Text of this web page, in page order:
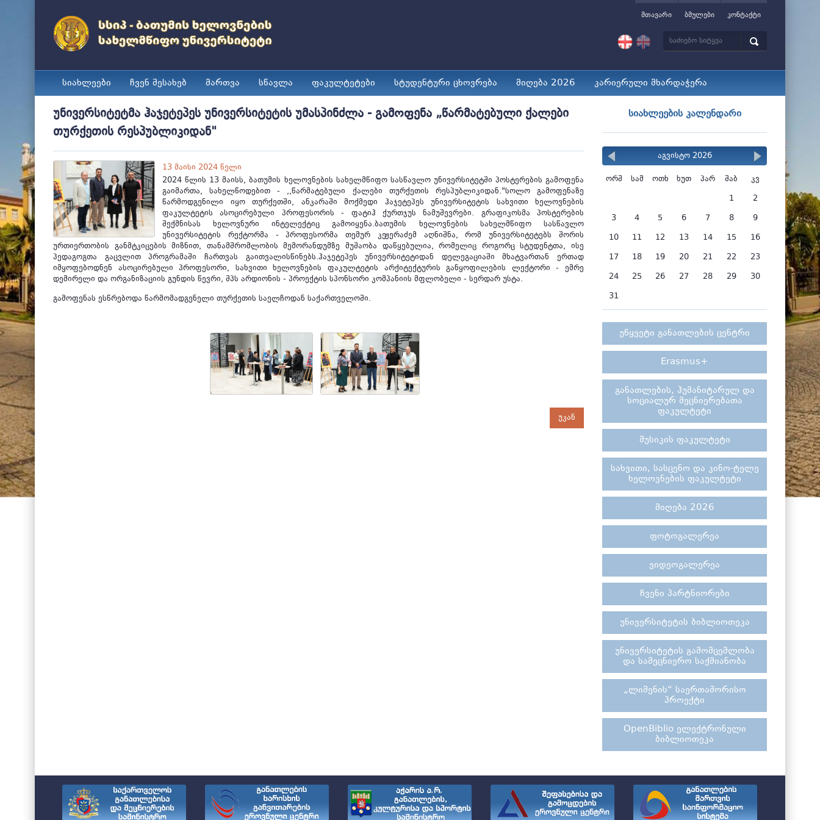
მთავარი ბმულები კონტაქტი
სიახლეები ჩვენ შესახებ მართვა სწავლა ფაკულტეტები სტუდენტური ცხოვრება მიღება 2026 კარიერული მხარდაჭერა
უნივერსიტეტმა ჰაჯეტეპეს უნივერსიტეტის უმასპინძლა - გამოფენა „წარმატებული ქალები
თურქეთის რესპუბლიკიდან"
13 მაისი 2024 წელი
2024 წლის 13 მაისს, ბათუმის ხელოვნების სახელმწიფო სასწავლო უნივერსიტეტში პოსტერების გამოფენა
გაიმართა, სახელწოდებით - ,,წარმატებული ქალები თურქეთის რესპუბლიკიდან."სოლო გამოფენაზე
წარმოდგენილი იყო თურქეთში, ანკარაში მოქმედი ჰაჯეტეპეს უნივერსიტეტის სახვითი ხელოვნების
ფაკულტეტის ასოცირებული პროფესორის - ფატიჰ ქურთჯუს ნამუშევრები. გრაფიკოსმა პოსტერების
შექმნისას ხელოვნური ინტელექტიც გამოიყენა.ბათუმის ხელოვნების სახელმწიფო სასწავლო
უნივერსიტეტის რექტორმა - პროფესორმა თემურ კეჟერაძემ აღნიშნა, რომ უნივერსიტეტებს შორის
ურთიერთობის განმტკიცების მიზნით, თანამშრომლობის მემორანდუმზე მუშაობა დაწყებულია, რომელიც როგორც სტუდენტთა, ისე
პედაგოგთა გაცვლით პროგრამაში ჩართვას გაითვალისწინებს.ჰაჯეტეპეს უნივერსიტეტიდან დელეგაციაში მხატვართან ერთად
იმყოფებოდნენ ასოცირებული პროფესორი, სახვითი ხელოვნების ფაკულტეტის არქიტექტურის განყოფილების ლექტორი - ემრე
დემირელი და ორგანიზაციის გუნდის წევრი, შპს არდიონის - პროექტის სპონსორი კომპანიის მფლობელი - სერდარ უსტა.
გამოფენას ესწრებოდა წარმომადგენელი თურქეთის საელჩოდან საქართველოში.
უკან
სიახლეების კალენდარი
აგვისტო 2026
ორშ სამ ოთხ ხუთ პარ შაბ კვ
1 2
3 4 5 6 7 8 9
10 11 12 13 14 15 16
17 18 19 20 21 22 23
24 25 26 27 28 29 30
31
უწყვეტი განათლების ცენტრი
Erasmus+
განათლების, ჰუმანიტარულ და
სოციალურ მეცნიერებათა
ფაკულტეტი
მუსიკის ფაკულტეტი
სახვითი, სასცენო და კინო-ტელე
ხელოვნების ფაკულტეტი
მიღება 2026
ფოტოგალერეა
ვიდეოგალერეა
ჩვენი პარტნიორები
უნივერსიტეტის ბიბლიოთეკა
უნივერსიტეტის გამომცემლობა
და სამეცნიერო საქმიანობა
„ლიმენის“ საერთაშორისო
პროექტი
OpenBiblio ელექტრონული
ბიბლიოთეკა